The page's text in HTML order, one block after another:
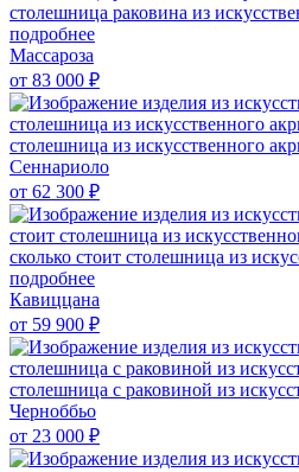
столешница раковина из
подробнее
Массароза
от 83 000 ₽
столешница из искусственного
Сеннариоло
от 62 300 ₽
сколько стоит столешница из
подробнее
Кавиццана
от 59 900 ₽
столешница с раковиной из
Черноббьо
от 23 000 ₽